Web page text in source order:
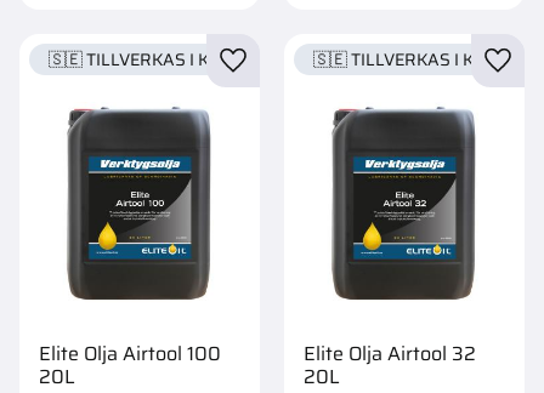
Elite Olja Airtool 100
20L
🇸🇪 TILLVERKAS I KARLSTADLägg till i favoriter
Elite Olja Airtool 32
20L
🇸🇪 TILLVERKAS I